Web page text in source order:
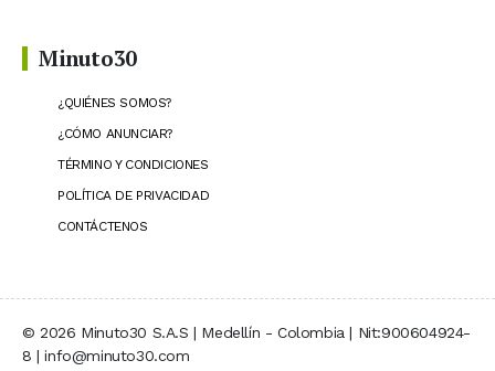
Minuto30
¿QUIÉNES SOMOS?
¿CÓMO ANUNCIAR?
TÉRMINO Y CONDICIONES
POLÍTICA DE PRIVACIDAD
CONTÁCTENOS
© 2026 Minuto30 S.A.S | Medellín - Colombia | Nit:900604924-
8 | info@minuto30.com